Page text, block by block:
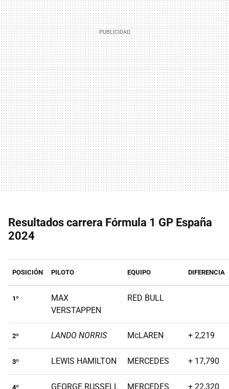
Resultados carrera Fórmula 1 GP España
2024
POSICIÓN PILOTO EQUIPO DIFERENCIA
1º
MAX
VERSTAPPEN
RED BULL
2º LANDO NORRIS McLAREN + 2,219
3º LEWIS HAMILTON MERCEDES + 17,790
4º GEORGE RUSSELL MERCEDES + 22,320